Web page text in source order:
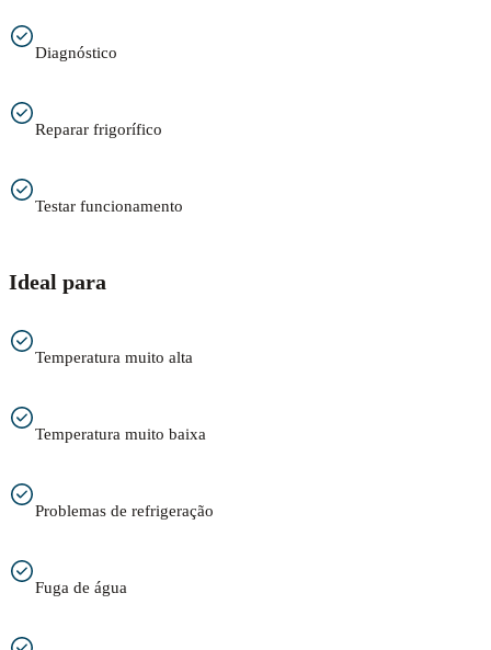
Diagnóstico
Reparar frigorífico
Testar funcionamento
Ideal para
Temperatura muito alta
Temperatura muito baixa
Problemas de refrigeração
Fuga de água